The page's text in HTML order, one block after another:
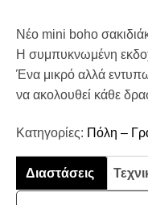
Νέο mini boho
Η συμπυκνωμένη
Ένα μικρό αλλά
να ακολουθεί κάθε
Κατηγορίες: Πόλη –
Διαστάσεις